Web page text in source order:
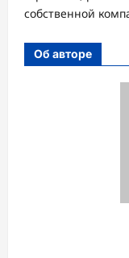
собственной
Об авторе